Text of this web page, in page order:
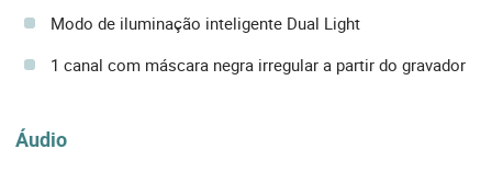
Modo de iluminação inteligente Dual Light
1 canal com máscara negra irregular a partir do gravador
Áudio